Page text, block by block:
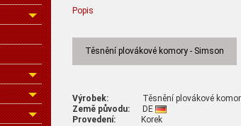
Popis
Těsnění plovákové komory - Simson
Výrobek: Těsnění plovákové komory
Země původu: DE
Provedení: Korek